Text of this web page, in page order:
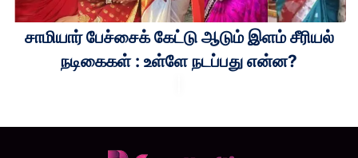
சாமியார் பேச்சைக் கேட்டு ஆடும் இளம் சீரியல்
நடிகைகள் : உள்ளே நடப்பது என்ன?